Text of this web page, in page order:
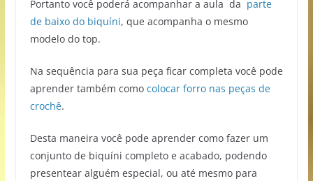
Portanto você poderá acompanhar a aula da parte
de baixo do biquíni, que acompanha o mesmo
modelo do top.
Na sequência para sua peça ficar completa você pode
aprender também como colocar forro nas peças de
crochê.
Desta maneira você pode aprender como fazer um
conjunto de biquíni completo e acabado, podendo
presentear alguém especial, ou até mesmo para